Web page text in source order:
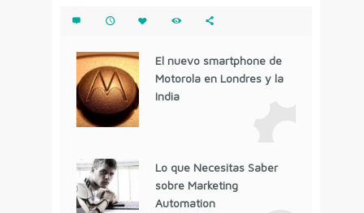
El nuevo smartphone de
Motorola en Londres y la
India
Lo que Necesitas Saber
sobre Marketing
Automation